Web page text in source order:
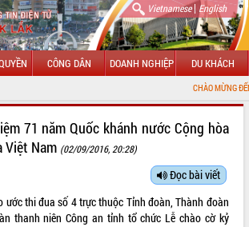
Vietnamese| English
CÔNG DÂN DOANH NGHIỆP DU KHÁCH
CHÀO MỪNG ĐẾN VỚI CỔNG
71 năm Quốc khánh nước Cộng hòa
Việt Nam (02/09/2016, 20:28)
Đọc bài viết
ước thi đua số 4 trực thuộc Tỉnh đoàn, Thành đoàn
thanh niên Công an tỉnh tổ chức Lễ chào cờ kỷ